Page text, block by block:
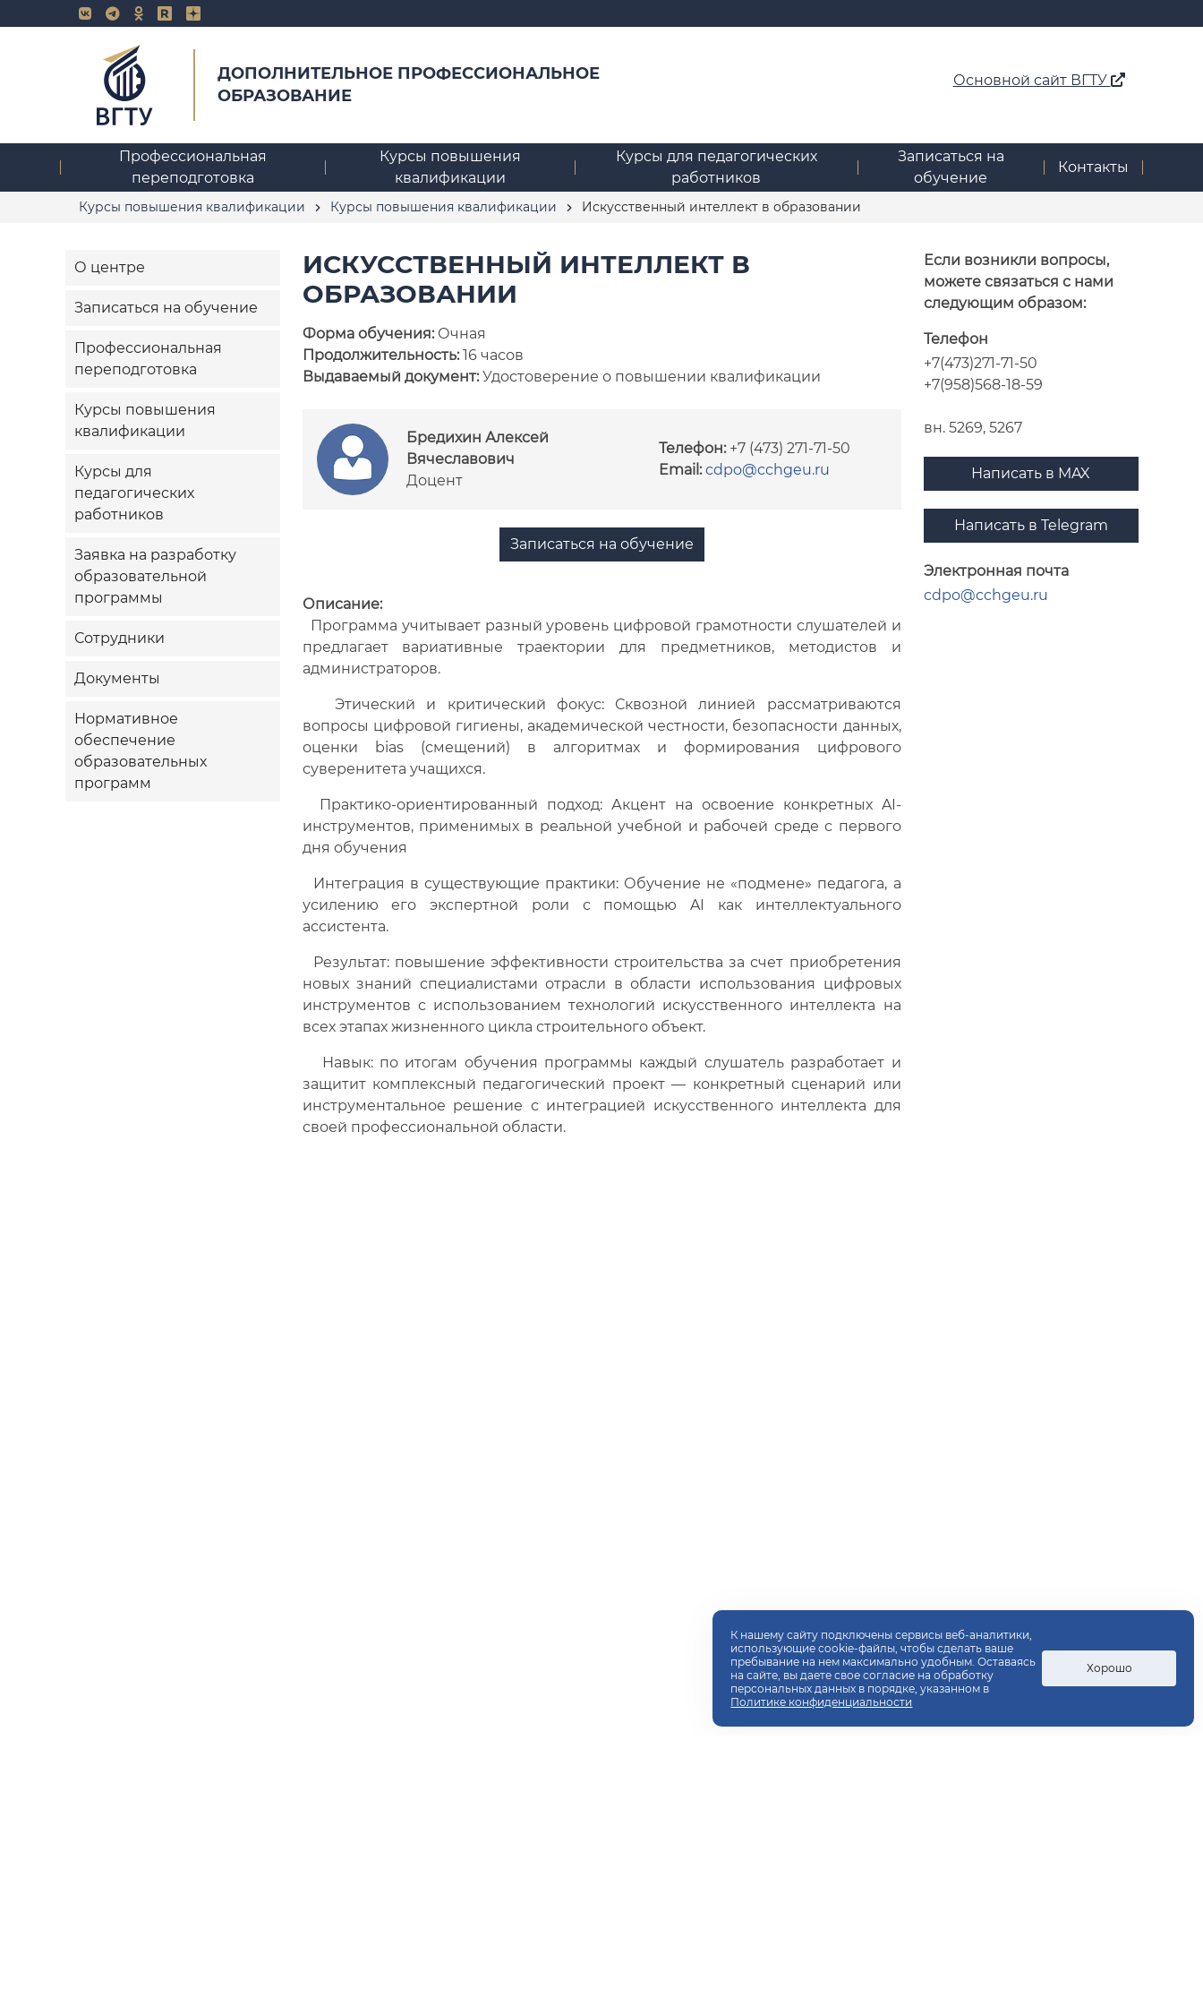
ДОПОЛНИТЕЛЬНОЕ ПРОФЕССИОНАЛЬНОЕ
ОБРАЗОВАНИЕ
Основной сайт ВГТУ
Профессиональная
переподготовка
Курсы повышения
квалификации
Курсы для педагогических
работников
Записаться на
обучение
Контакты
Курсы повышения квалификации Курсы повышения квалификации Искусственный интеллект в образовании
О центре
Записаться на обучение
Профессиональная
переподготовка
Курсы повышения
квалификации
Курсы для
педагогических
работников
Заявка на разработку
образовательной
программы
Сотрудники
Документы
Нормативное
обеспечение
образовательных
программ
Если возникли вопросы,
можете связаться с нами
следующим образом:
Телефон
+7(473)271-71-50
+7(958)568-18-59
вн. 5269, 5267
Написать в MAX
Написать в Telegram
Электронная почта
cdpo@cchgeu.ru
ИСКУССТВЕННЫЙ ИНТЕЛЛЕКТ В
ОБРАЗОВАНИИ
Форма обучения: Очная
Продолжительность:16 часов
Выдаваемый документ:Удостоверение о повышении квалификации
Бредихин Алексей
Вячеславович
Доцент
Телефон:+7 (473) 271-71-50
Email: cdpo@cchgeu.ru
Записаться на обучение
Описание:
Программа учитывает разный уровень цифровой грамотности слушателей и
предлагает вариативные траектории для предметников, методистов и
администраторов.
Этический и критический фокус: Сквозной линией рассматриваются
вопросы цифровой гигиены, академической честности, безопасности данных,
оценки bias (смещений) в алгоритмах и формирования цифрового
суверенитета учащихся.
Практико-ориентированный подход: Акцент на освоение конкретных AI-
инструментов, применимых в реальной учебной и рабочей среде с первого
дня обучения
Интеграция в существующие практики: Обучение не «подмене» педагога, а
усилению его экспертной роли с помощью AI как интеллектуального
ассистента.
Результат: повышение эффективности строительства за счет приобретения
новых знаний специалистами отрасли в области использования цифровых
инструментов с использованием технологий искусственного интеллекта на
всех этапах жизненного цикла строительного объект.
Навык: по итогам обучения программы каждый слушатель разработает и
защитит комплексный педагогический проект — конкретный сценарий или
инструментальное решение с интеграцией искусственного интеллекта для
своей профессиональной области.
К нашему сайту подключены сервисы веб-аналитики,
использующие cookie-файлы, чтобы сделать ваше
пребывание на нем максимально удобным. Оставаясь
на сайте, вы даете свое согласие на обработку
персональных данных в порядке, указанном в
Политике конфиденциальности
Хорошо